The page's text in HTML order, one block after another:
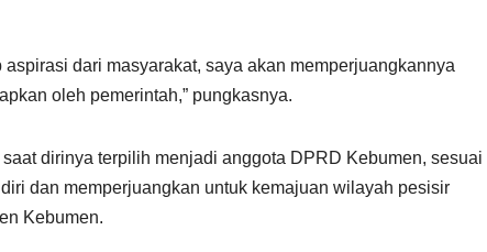
dari masyarakat, saya akan memperjuangkannya
oleh pemerintah,” pungkasnya.
dirinya terpilih menjadi anggota DPRD Kebumen, sesuai
dan memperjuangkan untuk kemajuan wilayah pesisir
Kebumen.